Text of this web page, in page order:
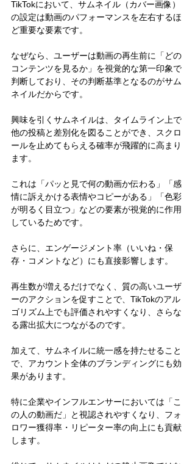
TikTokにおいて、サムネイル（カバー画像）
の設定は動画のパフォーマンスを左右するほ
ど重要な要素です。
なぜなら、ユーザーは動画の再生前に「どの
コンテンツを見るか」を視覚的な第一印象で
判断しており、その判断基準となるのがサム
ネイルだからです。
興味を引くサムネイルは、タイムライン上で
他の投稿と差別化を図ることができ、スクロ
ールを止めてもらえる確率が飛躍的に高まり
ます。
これは「パッと見で何の動画か伝わる」「感
情に訴えかける表情やコピーがある」「色彩
が明るく目立つ」などの要素が視覚的に作用
しているためです。
さらに、エンゲージメント率（いいね・保
存・コメントなど）にも直接影響します。
再生数が増えるだけでなく、質の高いユーザ
ーのアクションを促すことで、TikTokのアル
ゴリズム上でも評価されやすくなり、さらな
る露出拡大につながるのです。
加えて、サムネイルに統一感を持たせること
で、アカウント全体のブランディングにも効
果があります。
特に企業やインフルエンサーにおいては「こ
の人の動画だ」と視認されやすくなり、フォ
ロワー獲得率・リピーター率の向上にも貢献
します。